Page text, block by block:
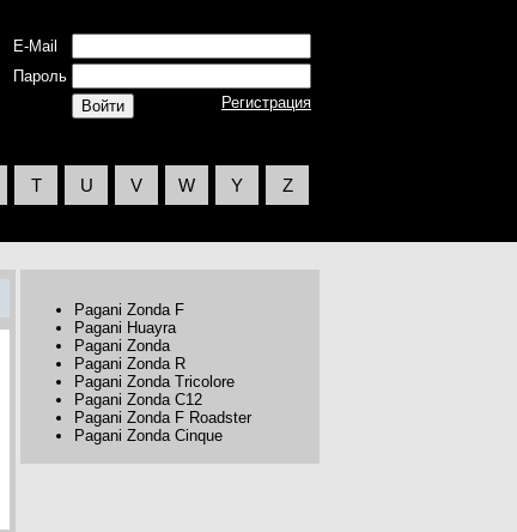
E-Mail
Пароль
Регистрация
T U V W Y Z
Pagani Zonda F
Pagani Huayra
Pagani Zonda
Pagani Zonda R
Pagani Zonda Tricolore
Pagani Zonda C12
Pagani Zonda F Roadster
Pagani Zonda Cinque